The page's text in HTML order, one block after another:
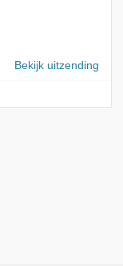
Bekijk uitzending